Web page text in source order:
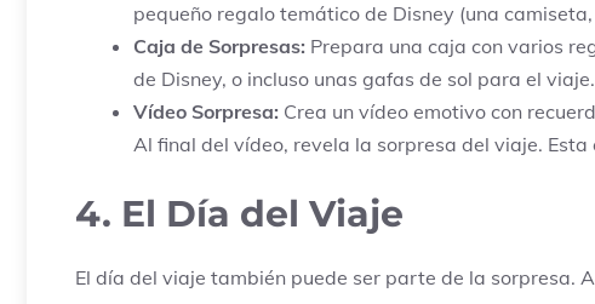
pequeño regalo temático de Disney (una
Caja de Sorpresas: Prepara una caja con varios
de Disney, o incluso unas gafas de sol para el
Vídeo Sorpresa: Crea un vídeo emotivo con
Al final del vídeo, revela la sorpresa del viaje.
4. El Día del Viaje
El día del viaje también puede ser parte de la sorpresa.